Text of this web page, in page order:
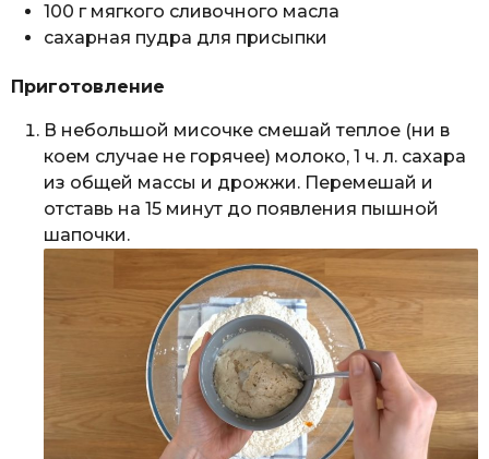
100 г мягкого сливочного масла
сахарная пудра для присыпки
Приготовление
В небольшой мисочке смешай теплое (ни в
коем случае не горячее) молоко, 1 ч. л. сахара
из общей массы и дрожжи. Перемешай и
отставь на 15 минут до появления пышной
шапочки.